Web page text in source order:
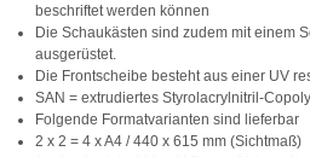
beschriftet werden können
Die Schaukästen sind zudem mit einem
ausgerüstet.
Die Frontscheibe besteht aus einer UV
SAN = extrudiertes Styrolacrylnitril-
Folgende Formatvarianten sind lieferbar
2 x 2 = 4 x A4 / 440 x 615 mm (Sichtmaß)